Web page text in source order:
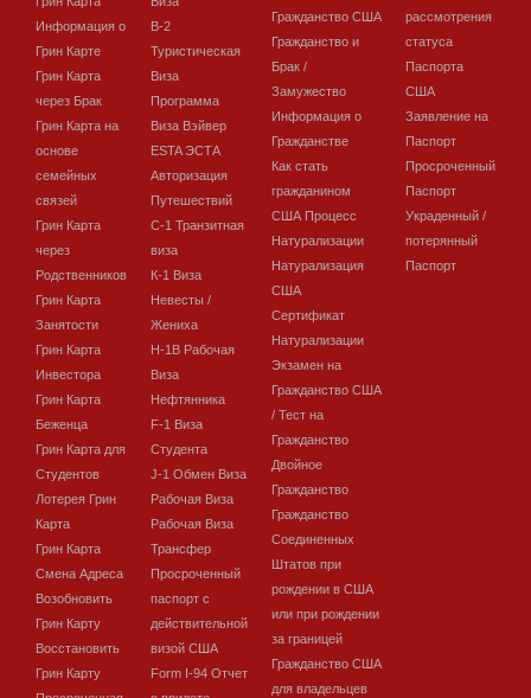
Информация о
Грин Карте
Грин Карта
через Брак
Грин Карта на
основе
семейных
связей
Грин Карта
через
Родственников
Грин Карта
Занятости
Грин Карта
Инвестора
Грин Карта
Беженца
Грин Карта для
Студентов
Лотерея Грин
Карта
Грин Карта
Смена Адреса
Возобновить
Грин Карту
Восстановить
Грин Карту
В-2
Туристическая
Виза
Программа
Виза Вэйвер
ESTA ЭСТА
Авторизация
Путешествий
C-1 Транзитная
виза
К-1 Виза
Невесты /
Жениха
H-1B Рабочая
Виза
Нефтянника
F-1 Виза
Студента
J-1 Обмен Виза
Рабочая Виза
Рабочая Виза
Трансфер
Просроченный
паспорт с
действительной
визой США
Form I-94 Отчет
Гражданство США
Гражданство и
Брак /
Замужество
Информация о
Гражданстве
Как стать
гражданином
США Процесс
Натурализации
Натурализация
США
Сертификат
Натурализации
Экзамен на
Гражданство США
/ Тест на
Гражданство
Двойное
Гражданство
Гражданство
Соединенных
Штатов при
рождении в США
или при рождении
за границей
Гражданство США
для владельцев
рассмотрения
статуса
Паспорта
США
Заявление на
Паспорт
Просроченный
Паспорт
Украденный /
потерянный
Паспорт